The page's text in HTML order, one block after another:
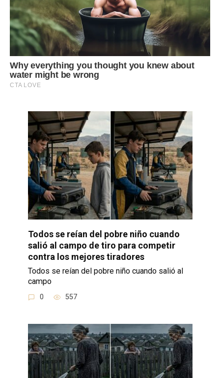
Todos se reían del pobre niño cuando
salió al campo de tiro para competir
contra los mejores tiradores
Todos se reían del pobre niño cuando salió al
campo
0 557